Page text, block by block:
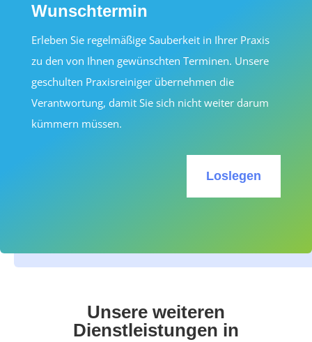
Wunschtermin
Erleben Sie regelmäßige Sauberkeit in Ihrer Praxis
zu den von Ihnen gewünschten Terminen. Unsere
geschulten Praxisreiniger übernehmen die
Verantwortung, damit Sie sich nicht weiter darum
kümmern müssen.
Loslegen
Unsere weiteren
Dienstleistungen in